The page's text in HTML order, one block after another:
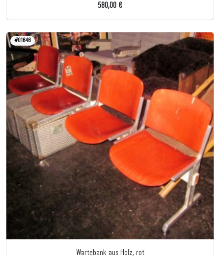
580,00 €
#01646
Wartebank aus Holz, rot